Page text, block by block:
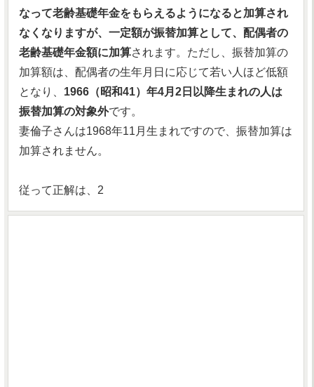
なって老齢基礎年金をもらえるようになると加算され
なくなりますが、一定額が振替加算として、配偶者の
老齢基礎年金額に加算されます。ただし、振替加算の
加算額は、配偶者の生年月日に応じて若い人ほど低額
となり、 1966（昭和41）年4月2日以降生まれの人は
振替加算の対象外です。
妻倫子さんは1968年11月生まれですので、振替加算は
加算されません。
従って正解は、2